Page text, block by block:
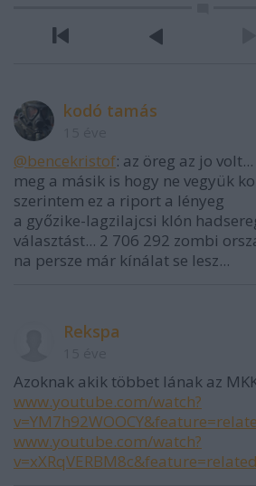
kodó tamás
@bencekristof: az öreg az jo
meg a másik is hogy ne vegyük
szerintem ez a riport a lényeg
a győzike-lagzilajcsi klón
választást... 2 706 292 zombi
na persze már kínálat se lesz...
Rekspa
Azoknak akik többet lának az
www.youtube.com/watch?
www.youtube.com/watch?
v=xXRqVERBM8c&feature=related